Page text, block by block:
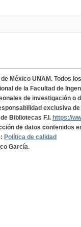
México UNAM. Todos
de la Facultad de
de investigación o
exclusiva
Bibliotecas F.I. https://
de datos contenidos
Política de calidad
García.